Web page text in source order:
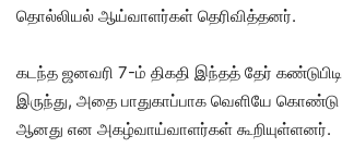
தொல்லியல் ஆய்வாளர்கள் தெரிவித்தனர்.
கடந்த ஜனவரி 7-ம் திகதி இந்தத் தேர்
இருந்து, அதை பாதுகாப்பாக வெளியே
ஆனது என அகழ்வாய்வாளர்கள் கூறியுள்ளனர்.